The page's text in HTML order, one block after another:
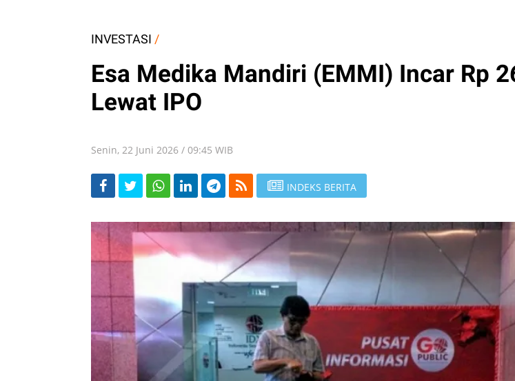
INVESTASI /
Esa Medika Mandiri (EMMI) Incar Rp
Lewat IPO
Senin, 22 Juni 2026 / 09:45 WIB
INDEKS BERITA